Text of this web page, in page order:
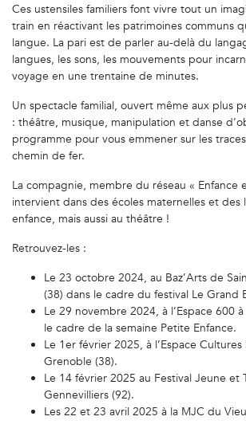
Ces ustensiles familiers font vivre tout un
train en réactivant les patrimoines communs
langue. La pari est de parler au-delà du
langues, les sons, les mouvements pour
voyage en une trentaine de minutes.
Un spectacle familial, ouvert même aux plus
: théâtre, musique, manipulation et danse
programme pour vous emmener sur les
chemin de fer.
La compagnie, membre du réseau « Enfance
intervient dans des écoles maternelles et des
enfance, mais aussi au théâtre !
Retrouvez-les :
Le 23 octobre 2024, au Baz’Arts de
(38) dans le cadre du festival Le Grand
Le 29 novembre 2024, à l’Espace 600
le cadre de la semaine Petite Enfance.
Le 1er février 2025, à l’Espace
Grenoble (38).
Le 14 février 2025 au Festival Jeune et
Gennevilliers (92).
Les 22 et 23 avril 2025 à la MJC du